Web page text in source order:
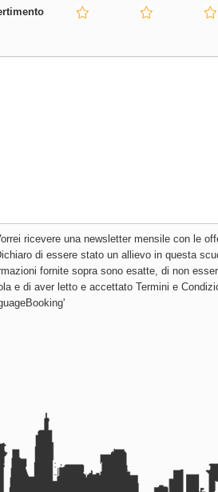
ricevere una newsletter mensile con le
di essere stato un allievo in questa
fornite sopra sono esatte, di non
e di aver letto e accettato Termini e